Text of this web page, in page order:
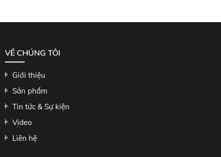
VỀ CHÚNG TÔI
Giới thiệu
Sản phẩm
Tin tức & Sự kiện
Video
Liên hệ